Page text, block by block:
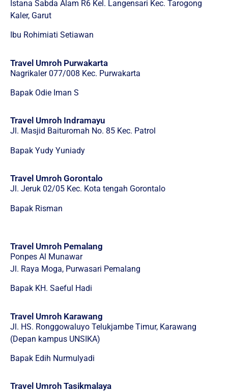
Istana Sabda Alam R6 Kel. Langensari Kec. Tarogong
Kaler, Garut
Ibu Rohimiati Setiawan
Travel Umroh Purwakarta
Nagrikaler 077/008 Kec. Purwakarta
Bapak Odie Iman S
Travel Umroh Indramayu
Jl. Masjid Baituromah No. 85 Kec. Patrol
Bapak Yudy Yuniady
Travel Umroh Gorontalo
Jl. Jeruk 02/05 Kec. Kota tengah Gorontalo
Bapak Risman
Travel Umroh Pemalang
Ponpes Al Munawar
Jl. Raya Moga, Purwasari Pemalang
Bapak KH. Saeful Hadi
Travel Umroh Karawang
Jl. HS. Ronggowaluyo Telukjambe Timur, Karawang
(Depan kampus UNSIKA)
Bapak Edih Nurmulyadi
Travel Umroh Tasikmalaya